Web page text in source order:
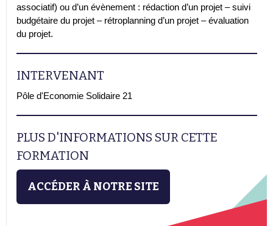
associatif) ou d’un évènement : rédaction d’un projet – suivi
budgétaire du projet – rétroplanning d’un projet – évaluation
du projet.
INTERVENANT
Pôle d'Economie Solidaire 21
PLUS D'INFORMATIONS SUR CETTE
FORMATION
ACCÉDER À NOTRE SITE